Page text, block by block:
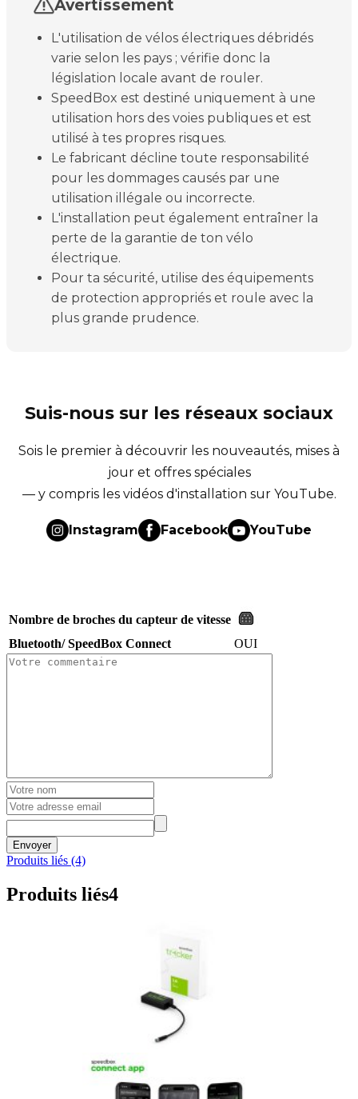
Avertissement
L'utilisation de vélos électriques débridés
varie selon les pays ; vérifie donc la
législation locale avant de rouler.
SpeedBox est destiné uniquement à une
utilisation hors des voies publiques et est
utilisé à tes propres risques.
Le fabricant décline toute responsabilité
pour les dommages causés par une
utilisation illégale ou incorrecte.
L'installation peut également entraîner la
perte de la garantie de ton vélo
électrique.
Pour ta sécurité, utilise des équipements
de protection appropriés et roule avec la
plus grande prudence.
Suis-nous sur les réseaux sociaux
Sois le premier à découvrir les nouveautés, mises à
jour et offres spéciales
— y compris les vidéos d'installation sur YouTube.
Instagram Facebook YouTube
Nombre de broches du capteur de vitesse
Bluetooth/ SpeedBox Connect
OUI
Envoyer
Produits liés (4)
Produits liés4